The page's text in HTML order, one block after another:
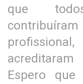
que
Espero